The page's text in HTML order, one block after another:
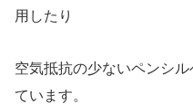
用したり
空気抵抗の少ないペンシ
ています。